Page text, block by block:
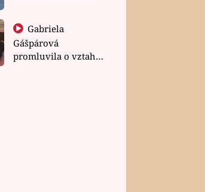
Gabriela
Gášpárová
promluvila o vztahu